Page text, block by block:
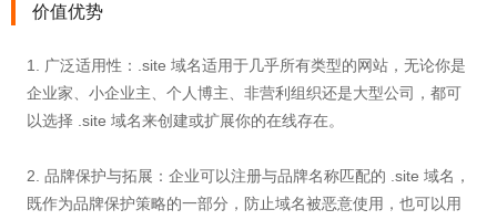
价值优势
1. 广泛适用性：.site 域名适用于几乎所有类型的网站，无论你是
企业家、小企业主、个人博主、非营利组织还是大型公司，都可
以选择 .site 域名来创建或扩展你的在线存在。
2. 品牌保护与拓展：企业可以注册与品牌名称匹配的 .site 域名，
既作为品牌保护策略的一部分，防止域名被恶意使用，也可以用